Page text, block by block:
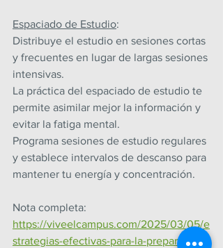
Espaciado de Estudio:
Distribuye el estudio en sesiones cortas
y frecuentes en lugar de largas sesiones
intensivas.
La práctica del espaciado de estudio te
permite asimilar mejor la información y
evitar la fatiga mental.
Programa sesiones de estudio regulares
y establece intervalos de descanso para
mantener tu energía y concentración.
Nota completa:
https://viveelcampus.com/2025/03/05/e
strategias-efectivas-para-la-preparacion-